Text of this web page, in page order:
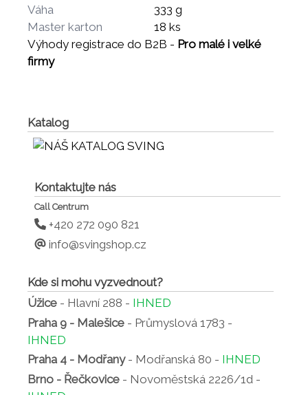
Váha
333 g
Master karton
18 ks
Výhody registrace do B2B - Pro malé i velké
firmy
Katalog
Kontaktujte nás
Call Centrum
+420 272 090 821
info@svingshop.cz
Kde si mohu vyzvednout?
Úžice - Hlavní 288 - IHNED
Praha 9 - Malešice - Průmyslová 1783 -
IHNED
Praha 4 - Modřany- Modřanská 80 - IHNED
Brno - Řečkovice - Novoměstská 2226/1d -